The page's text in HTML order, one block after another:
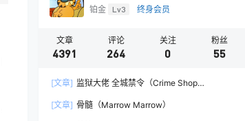
铂金 Lv3 终身会员
文章
4391
评论
264
关注
0
粉丝
55
[文章] 监狱大佬 全城禁令（Crime Shop
[文章] 骨髓（Marrow Marrow）